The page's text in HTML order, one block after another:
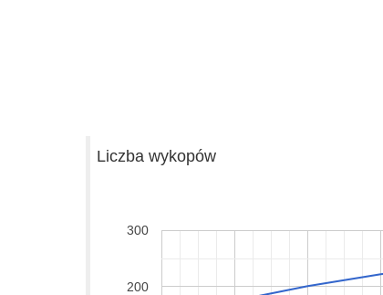
Liczba wykopów
200
300